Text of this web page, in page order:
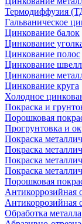
Термодиффузия
Гальваническое
Цинкование балок
Цинкование
Цинкование полос
Цинкование
Цинкование
Цинкование круга
Холодное
Покраска и
Порошковая
Прогрунтовка и
Покраска
Покраска
Покраска
Покраска
Порошковая
Антикоррозийная
Антикоррозийная
Обработка металла